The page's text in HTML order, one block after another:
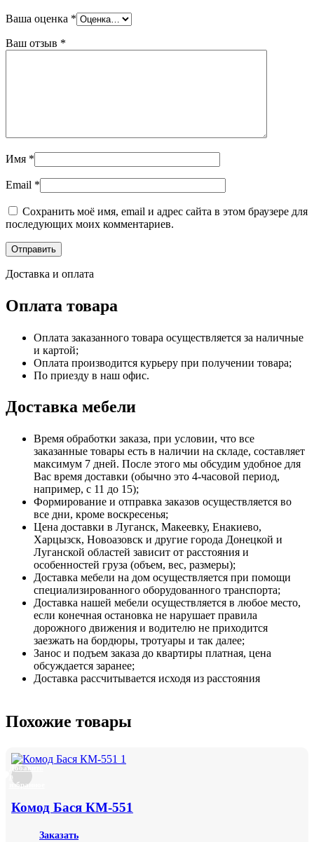
Ваша оценка *
Ваш отзыв *
Имя *
Email *
Сохранить моё имя, email и адрес сайта в этом браузере для
последующих моих комментариев.
Доставка и оплата
Оплата товара
Оплата заказанного товара осуществляется за наличные
и картой;
Оплата производится курьеру при получении товара;
По приезду в наш офис.
Доставка мебели
Время обработки заказа, при условии, что все
заказанные товары есть в наличии на складе, составляет
максимум 7 дней. После этого мы обсудим удобное для
Вас время доставки (обычно это 4-часовой период,
например, с 11 до 15);
Формирование и отправка заказов осуществляется во
все дни, кроме воскресенья;
Цена доставки в Луганск, Макеевку, Енакиево,
Харцызск, Новоазовск и другие города Донецкой и
Луганской областей зависит от расстояния и
особенностей груза (объем, вес, размеры);
Доставка мебели на дом осуществляется при помощи
специализированного оборудованного транспорта;
Доставка нашей мебели осуществляется в любое место,
если конечная остановка не нарушает правила
дорожного движения и водителю не приходится
заезжать на бордюры, тротуары и так далее;
Занос и подъем заказа до квартиры платная, цена
обсуждается заранее;
Доставка рассчитывается исходя из расстояния
Похожие товары
Добавить
в
избранное
Комод Бася КМ-551
Заказать